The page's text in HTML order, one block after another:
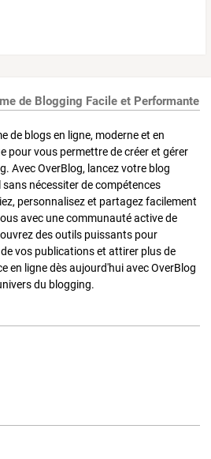
de Blogging Facile et Performante
de blogs en ligne, moderne et en
pour vous permettre de créer et gérer
Avec OverBlog, lancez votre blog
nécessiter de compétences
personnalisez et partagez facilement
avec une communauté active de
des outils puissants pour
vos publications et attirer plus de
en ligne dès aujourd'hui avec OverBlog
du blogging.